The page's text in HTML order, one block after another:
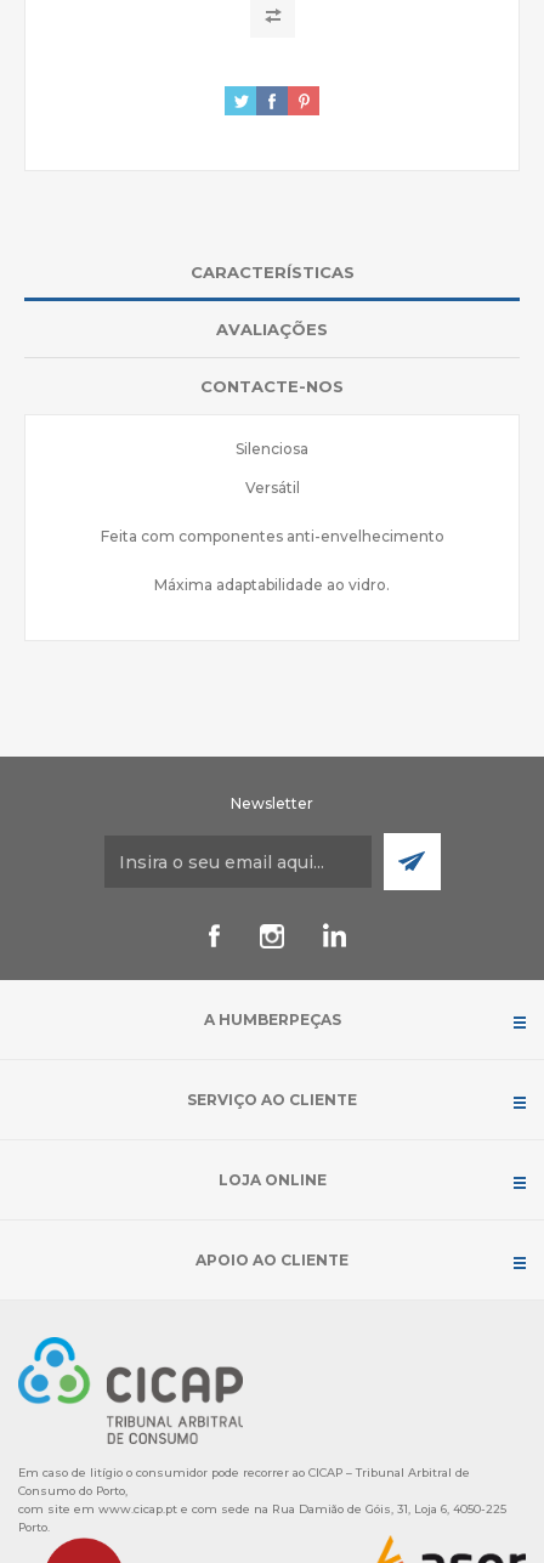
CARACTERÍSTICAS
AVALIAÇÕES
CONTACTE-NOS
Silenciosa
Versátil
Feita com componentes anti-envelhecimento
Máxima adaptabilidade ao vidro.
Newsletter
A HUMBERPEÇAS
SERVIÇO AO CLIENTE
LOJA ONLINE
APOIO AO CLIENTE
Em caso de litígio o consumidor pode recorrer ao CICAP – Tribunal Arbitral de
Consumo do Porto,
com site em www.cicap.pt e com sede na Rua Damião de Góis, 31, Loja 6, 4050-225
Porto.